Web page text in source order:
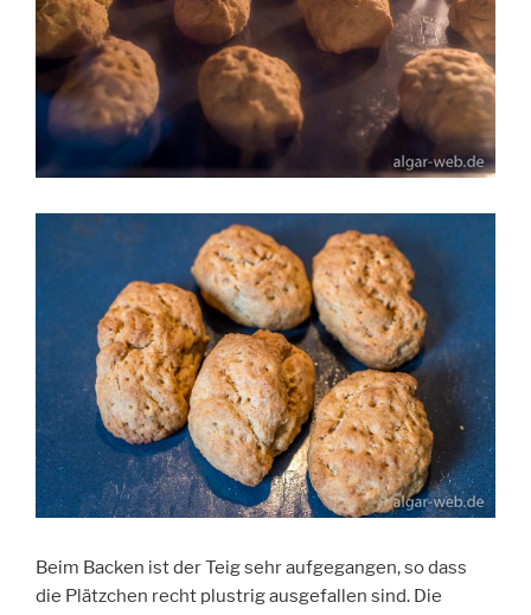
Beim Backen ist der Teig sehr aufgegangen, so dass
die Plätzchen recht plustrig ausgefallen sind. Die